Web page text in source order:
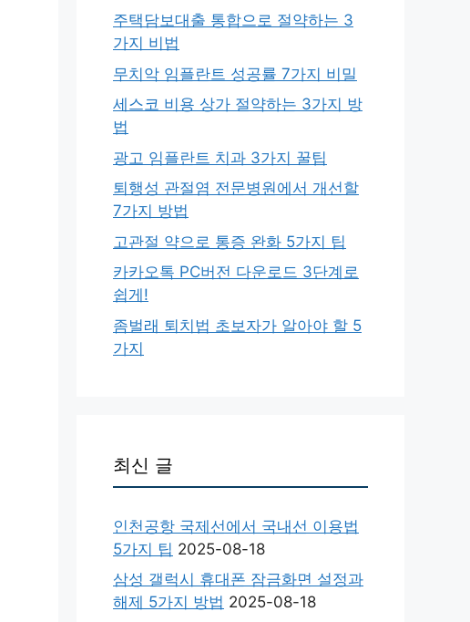
주택담보대출 통합으로 절약하는 3
가지 비법
무치악 임플란트 성공률 7가지 비밀
세스코 비용 상가 절약하는 3가지 방
법
광고 임플란트 치과 3가지 꿀팁
퇴행성 관절염 전문병원에서 개선할
7가지 방법
고관절 약으로 통증 완화 5가지 팁
카카오톡 PC버전 다운로드 3단계로
쉽게!
좀벌래 퇴치법 초보자가 알아야 할 5
가지
최신 글
인천공항 국제선에서 국내선 이용법
5가지 팁 2025-08-18
삼성 갤럭시 휴대폰 잠금화면 설정과
해제 5가지 방법 2025-08-18